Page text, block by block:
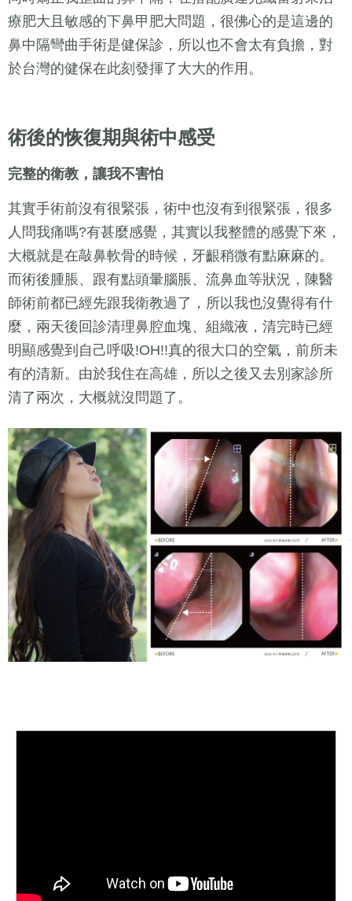
療肥大且敏感的下鼻甲肥大問題，很佛心的是這邊的
鼻中隔彎曲手術是健保診，所以也不會太有負擔，對
於台灣的健保在此刻發揮了大大的作用。
術後的恢復期與術中感受
完整的衛教，讓我不害怕
其實手術前沒有很緊張，術中也沒有到很緊張，很多
人問我痛嗎?有甚麼感覺，其實以我整體的感覺下來，
大概就是在敲鼻軟骨的時候，牙齦稍微有點麻麻的。
而術後腫脹、跟有點頭暈腦脹、流鼻血等狀況，陳醫
師術前都已經先跟我衛教過了，所以我也沒覺得有什
麼，兩天後回診清理鼻腔血塊、組織液，清完時已經
明顯感覺到自己呼吸!OH!!真的很大口的空氣，前所未
有的清新。由於我住在高雄，所以之後又去別家診所
清了兩次，大概就沒問題了。